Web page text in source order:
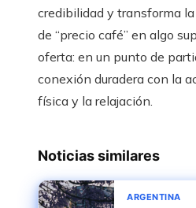
credibilidad y transforma
de “precio café” en algo
oferta: en un punto de
conexión duradera con la
física y la relajación.
Noticias similares
ARGENTINA